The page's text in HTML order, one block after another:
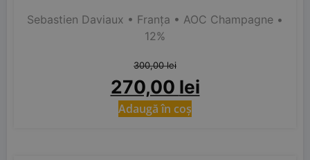
Sebastien Daviaux • Franța • AOC Champagne •
12%
300,00lei
270,00 lei
Adaugă în coș